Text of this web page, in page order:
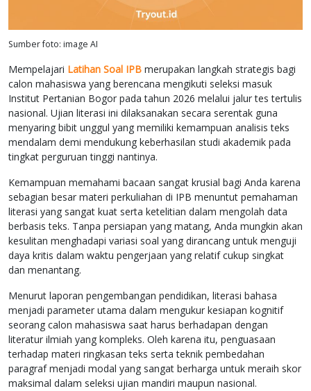
Sumber foto: image AI
Mempelajari Latihan Soal IPB merupakan langkah strategis bagi
calon mahasiswa yang berencana mengikuti seleksi masuk
Institut Pertanian Bogor pada tahun 2026 melalui jalur tes tertulis
nasional. Ujian literasi ini dilaksanakan secara serentak guna
menyaring bibit unggul yang memiliki kemampuan analisis teks
mendalam demi mendukung keberhasilan studi akademik pada
tingkat perguruan tinggi nantinya.
Kemampuan memahami bacaan sangat krusial bagi Anda karena
sebagian besar materi perkuliahan di IPB menuntut pemahaman
literasi yang sangat kuat serta ketelitian dalam mengolah data
berbasis teks. Tanpa persiapan yang matang, Anda mungkin akan
kesulitan menghadapi variasi soal yang dirancang untuk menguji
daya kritis dalam waktu pengerjaan yang relatif cukup singkat
dan menantang.
Menurut laporan pengembangan pendidikan, literasi bahasa
menjadi parameter utama dalam mengukur kesiapan kognitif
seorang calon mahasiswa saat harus berhadapan dengan
literatur ilmiah yang kompleks. Oleh karena itu, penguasaan
terhadap materi ringkasan teks serta teknik pembedahan
paragraf menjadi modal yang sangat berharga untuk meraih skor
maksimal dalam seleksi ujian mandiri maupun nasional.